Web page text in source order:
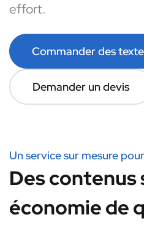
effort.
Commander des
Demander un devis
Un service sur mesure pour
Des contenus
économie de